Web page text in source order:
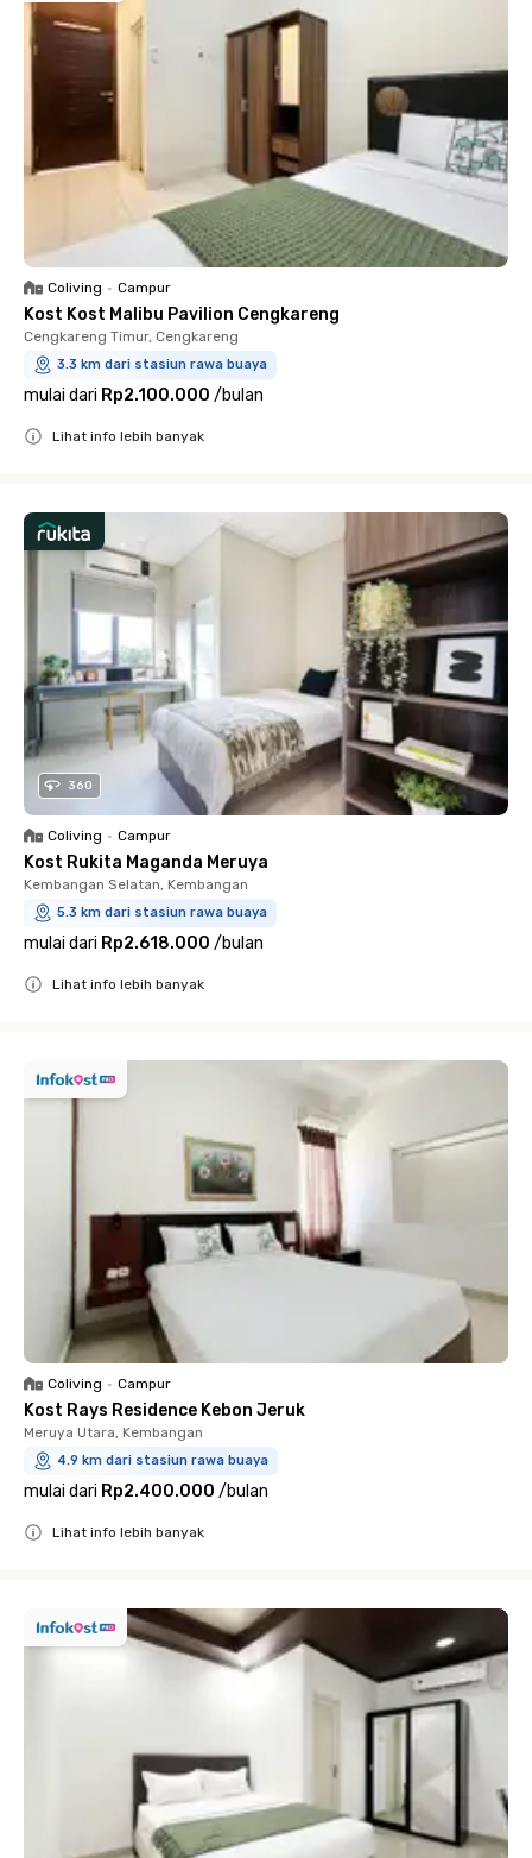
Coliving • Campur
Kost Kost Malibu Pavilion Cengkareng
Cengkareng Timur, Cengkareng
3.3 km dari stasiun rawa buaya
mulai dari Rp2.100.000 /bulan
Lihat info lebih banyak
360
Coliving • Campur
Kost Rukita Maganda Meruya
Kembangan Selatan, Kembangan
5.3 km dari stasiun rawa buaya
mulai dari Rp2.618.000 /bulan
Lihat info lebih banyak
Coliving • Campur
Kost Rays Residence Kebon Jeruk
Meruya Utara, Kembangan
4.9 km dari stasiun rawa buaya
mulai dari Rp2.400.000 /bulan
Lihat info lebih banyak